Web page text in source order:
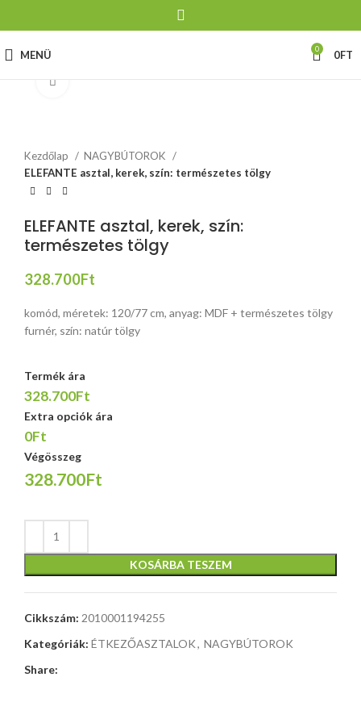
MENÜ 0 0FT
Kezdőlap
NAGYBÚTOROK
ELEFANTE asztal, kerek, szín: természetes tölgy
ELEFANTE asztal, kerek, szín:
természetes tölgy
328.700Ft
komód, méretek: 120/77 cm, anyag: MDF + természetes tölgy
furnér, szín: natúr tölgy
Termék ára
328.700Ft
Extra opciók ára
0Ft
Végösszeg
328.700Ft
KOSÁRBA TESZEM
Cikkszám: 2010001194255
Kategóriák: ÉTKEZŐASZTALOK, NAGYBÚTOROK
Share: